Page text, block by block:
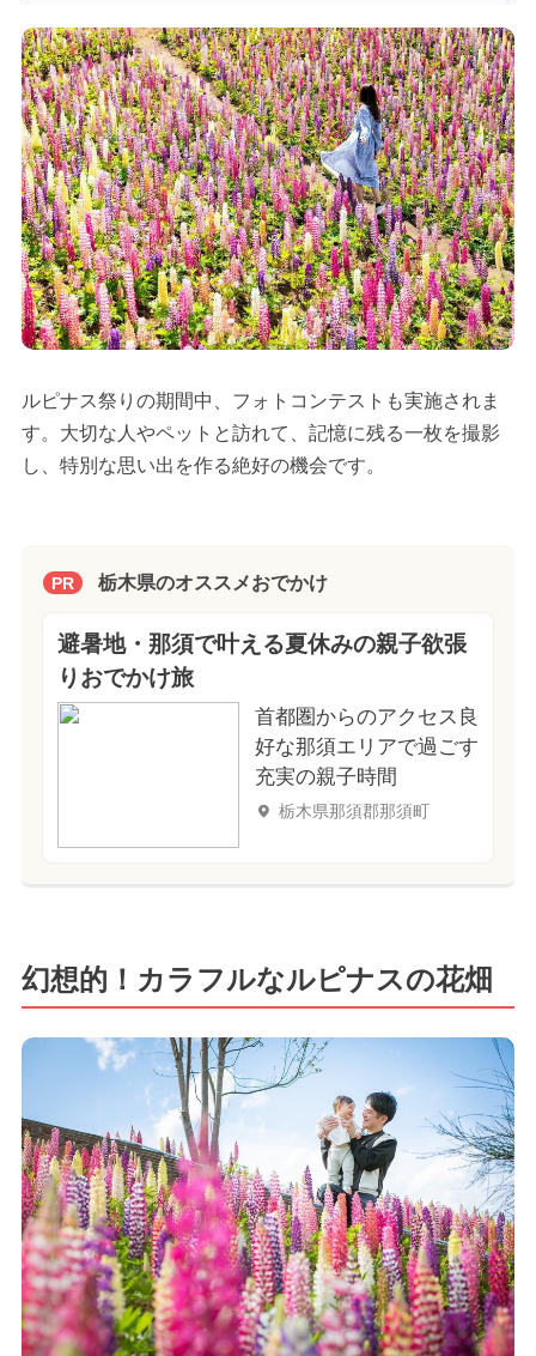
ルピナス祭りの期間中、フォトコンテストも実施されま
す。大切な人やペットと訪れて、記憶に残る一枚を撮影
し、特別な思い出を作る絶好の機会です。
PR 栃木県のオススメおでかけ
避暑地・那須で叶える夏休みの親子欲張
りおでかけ旅
首都圏からのアクセス良
好な那須エリアで過ごす
充実の親子時間
栃木県那須郡那須町
幻想的！カラフルなルピナスの花畑